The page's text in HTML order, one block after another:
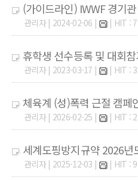
(가이드라인) IWWF 경기
관리자 | 2024-02-06 | | HIT :
휴학생 선수등록 및 대회
관리자 | 2023-03-17 | | HIT :
체육계 (성)폭력 근절 캠페
관리자 | 2026-02-25 | | HIT :
세계도핑방지규약 2026
관리자 | 2025-12-03 | | HIT :